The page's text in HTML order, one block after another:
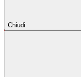
Chiudi